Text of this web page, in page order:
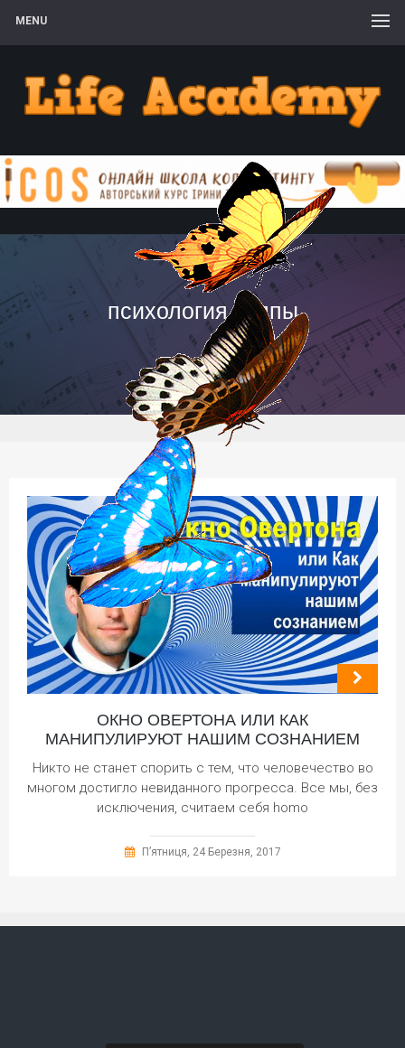
MENU
психология толпы
ОКНО ОВЕРТОНА ИЛИ КАК
МАНИПУЛИРУЮТ НАШИМ СОЗНАНИЕМ
Никто не станет спорить с тем, что человечество во
многом достигло невиданного прогресса. Все мы, без
исключения, считаем себя homo
П’ятниця, 24 Березня, 2017